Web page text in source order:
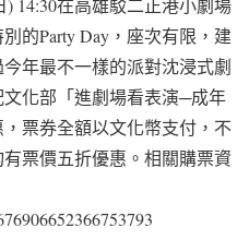
) 14:30在高雄駁二正港小劇場
的Party Day，座次有限，建
年最不一樣的派對沈浸式劇
化部「進劇場看表演─成年
票券全額以文化幣支付，不
票價五折優惠。相關購票資